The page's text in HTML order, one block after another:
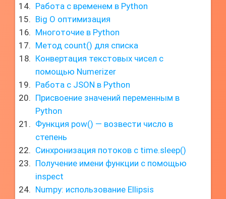
Работа с временем в Python
Big O оптимизация
Многоточие в Python
Метод count() для списка
Конвертация текстовых чисел с
помощью Numerizer
Работа с JSON в Python
Присвоение значений переменным в
Python
Функция pow() — возвести число в
степень
Синхронизация потоков с time.sleep()
Получение имени функции с помощью
inspect
Numpy: использование Ellipsis